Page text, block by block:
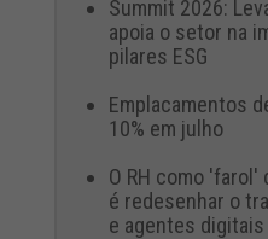
Summit 2026:
apoia o setor na
pilares ESG
Emplacamentos
10% em julho
O RH como 'farol'
é redesenhar o
e agentes digitais